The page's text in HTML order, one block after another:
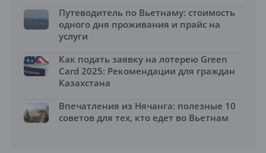
Путеводитель по Вьетнаму: стоимость
одного дня проживания и прайс на
услуги
Как подать заявку на лотерею Green
Card 2025: Рекомендации для граждан
Казахстана
Впечатления из Нячанга: полезные 10
советов для тех, кто едет во Вьетнам